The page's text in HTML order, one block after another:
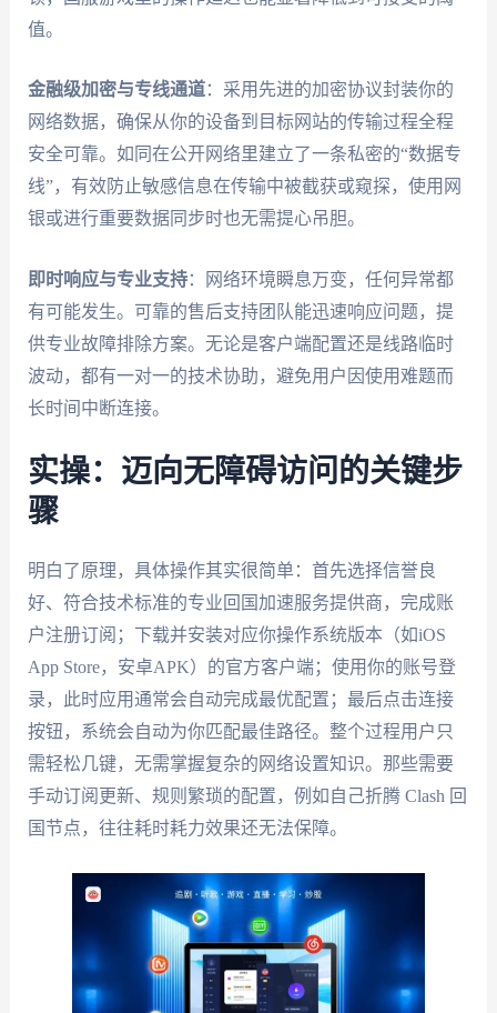
值。
金融级加密与专线通道：采用先进的加密协议封装你的
网络数据，确保从你的设备到目标网站的传输过程全程
安全可靠。如同在公开网络里建立了一条私密的“数据专
线”，有效防止敏感信息在传输中被截获或窥探，使用网
银或进行重要数据同步时也无需提心吊胆。
即时响应与专业支持：网络环境瞬息万变，任何异常都
有可能发生。可靠的售后支持团队能迅速响应问题，提
供专业故障排除方案。无论是客户端配置还是线路临时
波动，都有一对一的技术协助，避免用户因使用难题而
长时间中断连接。
实操：迈向无障碍访问的关键步
骤
明白了原理，具体操作其实很简单：首先选择信誉良
好、符合技术标准的专业回国加速服务提供商，完成账
户注册订阅；下载并安装对应你操作系统版本（如iOS
App Store，安卓APK）的官方客户端；使用你的账号登
录，此时应用通常会自动完成最优配置；最后点击连接
按钮，系统会自动为你匹配最佳路径。整个过程用户只
需轻松几键，无需掌握复杂的网络设置知识。那些需要
手动订阅更新、规则繁琐的配置，例如自己折腾 Clash 回
国节点，往往耗时耗力效果还无法保障。